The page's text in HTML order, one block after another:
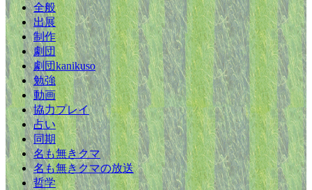
全般
出展
制作
劇団
劇団kanikuso
勉強
動画
協力プレイ
占い
同期
名も無きクマ
名も無きクマの放送
哲学